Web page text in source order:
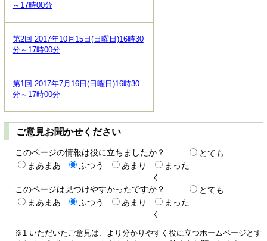
～17時00分
第2回 2017年10月15日(日曜日)16時30
分～17時00分
第1回 2017年7月16日(日曜日)16時30
分～17時00分
ご意見お聞かせください
このページの情報は役に立ちましたか？
とても
まあまあ
ふつう あまり
まった
く
このページは見つけやすかったですか？
とても
まあまあ
ふつう あまり
まった
く
※1 いただいたご意見は、より分かりやすく役に立つホームページとす